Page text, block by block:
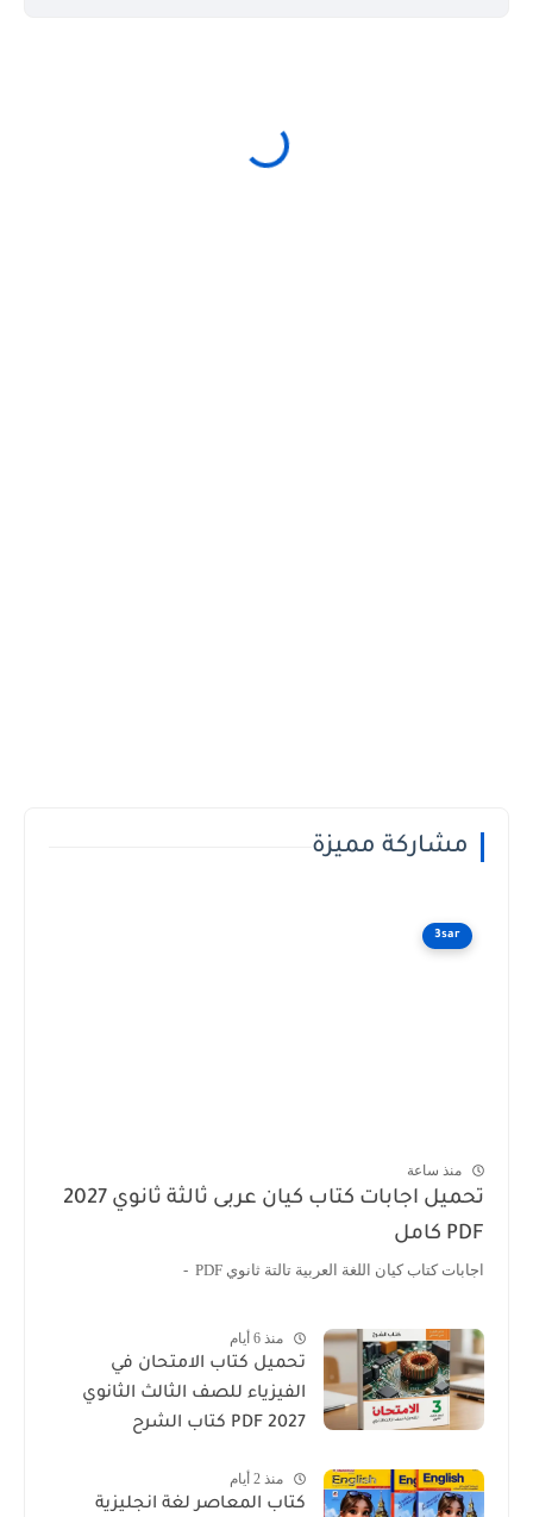
مشاركة مميزة
3sar
منذ ساعة
تحميل اجابات كتاب كيان عربى ثالثة ثانوي 2027
PDF كامل
اجابات كتاب كيان اللغة العربية تالتة ثانوي PDF -
منذ 6 أيام
تحميل كتاب الامتحان في
الفيزياء للصف الثالث الثانوي
2027 PDF كتاب الشرح
منذ 2 أيام
كتاب المعاصر لغة انجليزية